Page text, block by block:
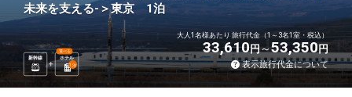
未来を支える-＞東京 1泊
新幹線 ホテル
選べる
1 泊
大人1名様あたり 旅行代金（1～3名1室・税込）
33,610円 53,350円
表示旅行代金について